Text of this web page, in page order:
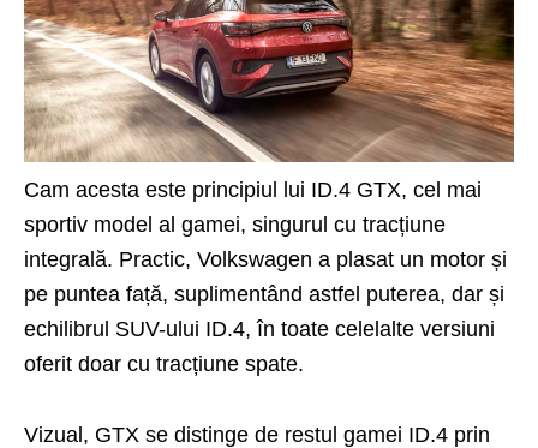
Cam acesta este principiul lui ID.4 GTX, cel mai
sportiv model al gamei, singurul cu tracțiune
integrală. Practic, Volkswagen a plasat un motor și
pe puntea față, suplimentând astfel puterea, dar și
echilibrul SUV-ului ID.4, în toate celelalte versiuni
oferit doar cu tracțiune spate.
Vizual, GTX se distinge de restul gamei ID.4 prin